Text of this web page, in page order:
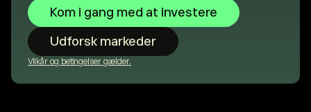
Kom i gang med at investere
Udforsk markeder
Vilkår og betingelser gælder.